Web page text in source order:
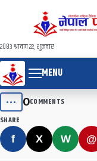
२०८३ श्रावण २२, शुक्रवार
MENU
••• 0COMMENTS
SHARE
f X W @